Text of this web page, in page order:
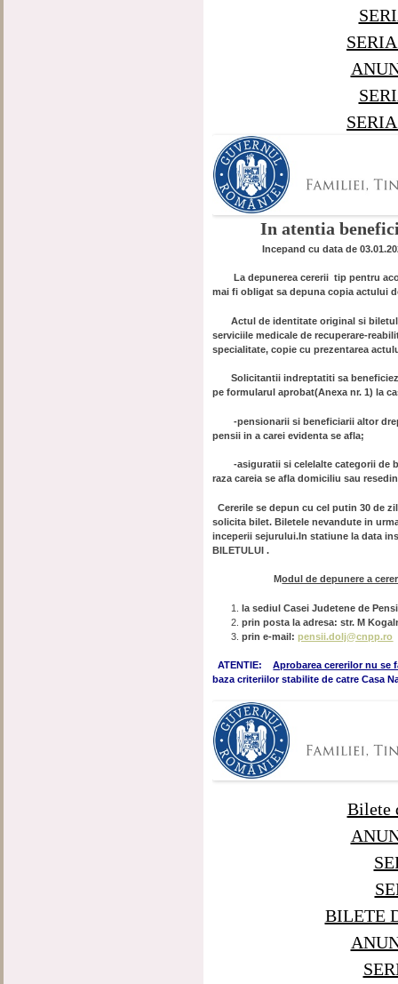
In atentia
Incepand cu data de
La depunerea cererii tip pentru
mai fi obligat sa depuna copia actului
Actul de identitate original si biletul
serviciile medicale de recuperare-
specialitate, copie cu prezentarea
Solicitantii indreptatiti sa
pe formularul aprobat(Anexa nr. 1) la
-pensionarii si beneficiarii altor
pensii in a carei evidenta se afla;
-asiguratii si celelalte categorii de
raza careia se afla domiciliu sau
Cererile se depun cu cel putin 30 de
solicita bilet. Biletele nevandute in
inceperii sejurului.In statiune la data
BILETULUI .
Modul de depunere a
la sediul Casei Judetene de
prin posta la adresa: str. M
prin e-mail:pensii.dolj@cnpp.ro
ATENTIE:Aprobarea cererilor nu se
baza criteriilor stabilite de catre Casa
Bilete
BILETE